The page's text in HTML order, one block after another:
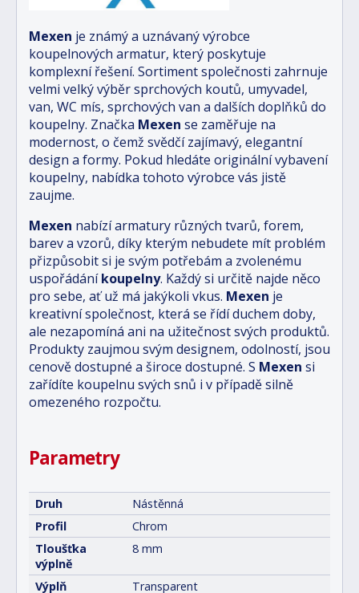
Mexen je známý a uznávaný výrobce
koupelnových armatur, který poskytuje
komplexní řešení. Sortiment společnosti zahrnuje
velmi velký výběr sprchových koutů, umyvadel,
van, WC mís, sprchových van a dalších doplňků do
koupelny. Značka Mexen se zaměřuje na
modernost, o čemž svědčí zajímavý, elegantní
design a formy. Pokud hledáte originální vybavení
koupelny, nabídka tohoto výrobce vás jistě
zaujme.
Mexen nabízí armatury různých tvarů, forem,
barev a vzorů, díky kterým nebudete mít problém
přizpůsobit si je svým potřebám a zvolenému
uspořádání koupelny. Každý si určitě najde něco
pro sebe, ať už má jakýkoli vkus. Mexen je
kreativní společnost, která se řídí duchem doby,
ale nezapomíná ani na užitečnost svých produktů.
Produkty zaujmou svým designem, odolností, jsou
cenově dostupné a široce dostupné. S Mexen si
zařídíte koupelnu svých snů i v případě silně
omezeného rozpočtu.
Parametry
Druh
Nástěnná
Profil
Chrom
Tloušťka
výplně
8 mm
Výplň Transparent